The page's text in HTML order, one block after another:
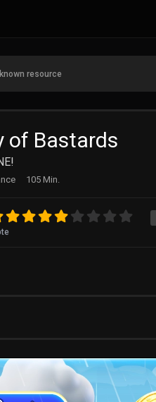
resource
of Bastards
105 Min.